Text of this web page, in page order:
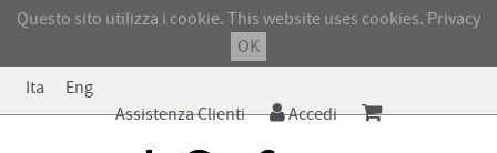
Questo sito utilizza i cookie. This website uses cookies. Privacy
OK
Ita
Eng
Assistenza Clienti
Accedi